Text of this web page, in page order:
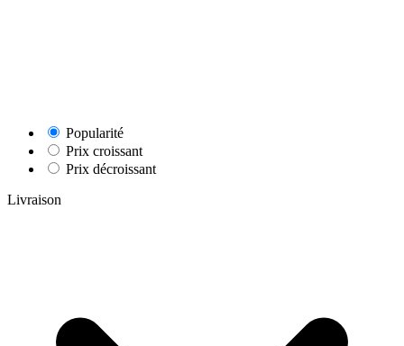
Popularité
Prix croissant
Prix décroissant
Livraison